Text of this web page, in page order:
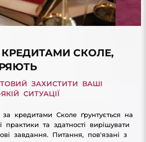
СКОЛЕ,
ЗАХИСТИТИ ВАШІ
СИТУАЦІЇ
кредитами Сколе ґрунтується на
практики та здатності вирішувати
завдання. Питання, пов'язані з